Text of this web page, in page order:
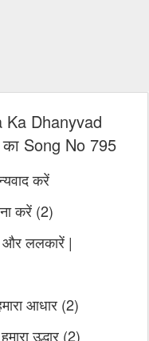
Ka Dhanyvad
Song No 795
करें
करें (2)
और ललकारें |
आधार (2)
उद्धार (2)